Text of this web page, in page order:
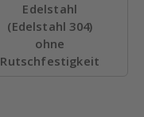
Edelstahl
(Edelstahl 304)
ohne
Rutschfestigkeit